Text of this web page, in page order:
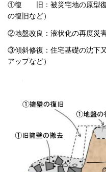
①復 旧：被災宅地の原型復
の復旧など）
②地盤改良：液状化の再度災
③傾斜修復：住宅基礎の沈下
アップなど）